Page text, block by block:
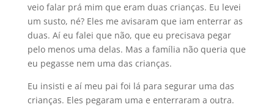
veio falar prá mim que eram duas crianças. Eu levei
um susto, né? Eles me avisaram que iam enterrar as
duas. Aí eu falei que não, que eu precisava pegar
pelo menos uma delas. Mas a família não queria que
eu pegasse nem uma das crianças.
Eu insisti e aí meu pai foi lá para segurar uma das
crianças. Eles pegaram uma e enterraram a outra.